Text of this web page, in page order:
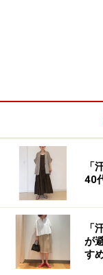
「
40
「
が
す